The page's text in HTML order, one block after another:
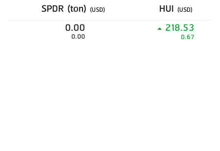
SPDR (ton) (USD) HUI (USD)
0.00
0.00
218.53
0.67